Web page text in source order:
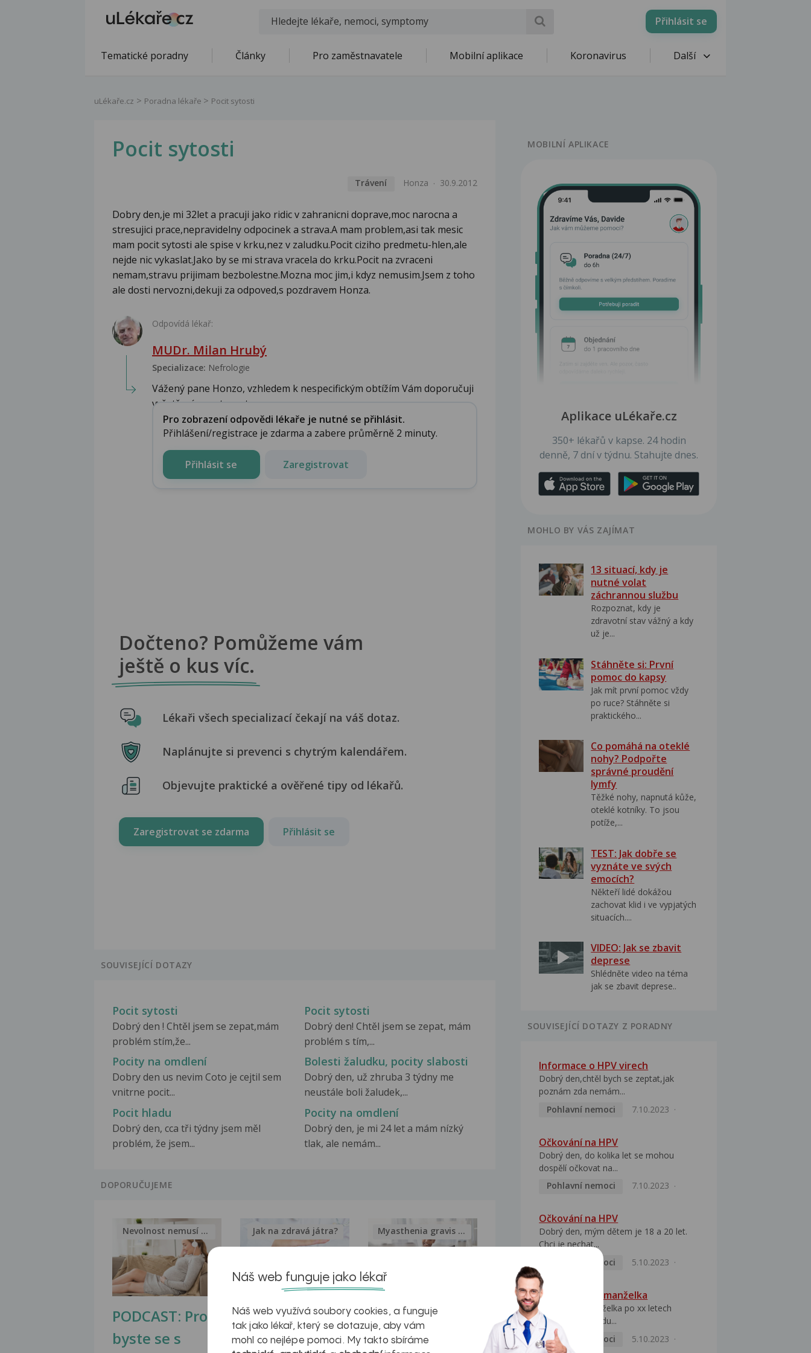
Přihlásit se
Tematické poradny Články Pro zaměstnavatele Mobilní aplikace Koronavirus Další
uLékaře.cz Poradna lékaře Pocit sytosti
Pocit sytosti
Trávení Honza 30.9.2012
Dobry den,je mi 32let a pracuji jako ridic v zahranicni doprave,moc narocna a
stresujici prace,nepravidelny odpocinek a strava.A mam problem,asi tak mesic
mam pocit sytosti ale spise v krku,nez v zaludku.Pocit ciziho predmetu-hlen,ale
nejde nic vykaslat.Jako by se mi strava vracela do krku.Pocit na zvraceni
nemam,stravu prijimam bezbolestne.Mozna moc jim,i kdyz nemusim.Jsem z toho
ale dosti nervozni,dekuji za odpoved,s pozdravem Honza.
Odpovídá lékař:
MUDr. Milan Hrubý
Specializace: Nefrologie
Vážený pane Honzo, vzhledem k nespecifickým obtížím Vám doporučuji
vyšetření v gastroent...
Pro zobrazení odpovědi lékaře je nutné se přihlásit.
Přihlášení/registrace je zdarma a zabere průměrně 2 minuty.
Přihlásit se Zaregistrovat
Dočteno? Pomůžeme vám
ještě o kus víc.
Lékaři všech specializací čekají na váš dotaz.
Naplánujte si prevenci s chytrým kalendářem.
Objevujte praktické a ověřené tipy od lékařů.
Zaregistrovat se zdarma Přihlásit se
SOUVISEJÍCÍ DOTAZY
Pocit sytosti
Dobrý den ! Chtěl jsem se zepat,mám
problém stím,že...
Pocit sytosti
Dobrý den! Chtěl jsem se zepat, mám
problém s tím,...
Pocity na omdlení
Dobry den us nevim Coto je cejtil sem
vnitrne pocit...
Bolesti žaludku, pocity slabosti
Dobrý den, už zhruba 3 týdny me
neustále boli žaludek,...
Pocit hladu
Dobrý den, cca tři týdny jsem měl
problém, že jsem...
Pocity na omdlení
Dobrý den, je mi 24 let a mám nízký
tlak, ale nemám...
DOPORUČUJEME
PODCAST: Proč
byste se s
Nevolnost nemusí být nutnou...
Ztukovatění
jater v datech a
Jak na zdravá játra?
Inovativní
léčba
Myasthenia gravis – vše, co...
MOBILNÍ APLIKACE
Aplikace uLékaře.cz
350+ lékařů v kapse. 24 hodin
denně, 7 dní v týdnu. Stahujte dnes.
MOHLO BY VÁS ZAJÍMAT
13 situací, kdy je
nutné volat
záchrannou službu
Rozpoznat, kdy je
zdravotní stav vážný a kdy
už je...
Stáhněte si: První
pomoc do kapsy
Jak mít první pomoc vždy
po ruce? Stáhněte si
praktického...
Co pomáhá na oteklé
nohy? Podpořte
správné proudění
lymfy
Těžké nohy, napnutá kůže,
oteklé kotníky. To jsou
potíže,...
TEST: Jak dobře se
vyznáte ve svých
emocích?
Někteří lidé dokážou
zachovat klid i ve vypjatých
situacích....
VIDEO: Jak se zbavit
deprese
Shlédněte video na téma
jak se zbavit deprese..
SOUVISEJÍCÍ DOTAZY Z PORADNY
Informace o HPV virech
Dobrý den,chtěl bych se zeptat,jak
poznám zda nemám...
Pohlavní nemoci
7.10.2023
Očkování na HPV
Dobrý den, do kolika let se mohou
dospělí očkovat na...
Pohlavní nemoci
7.10.2023
Očkování na HPV
Dobrý den, mým dětem je 18 a 20 let.
Chci je nechat...
Pohlavní nemoci
5.10.2023
HPV pozitivní manželka
Dobrý den, manželka po xx letech
přivezla z Východu...
Pohlavní nemoci
5.10.2023
Náš web funguje jako lékař
Náš web využívá soubory cookies, a funguje
tak jako lékař, který se dotazuje, aby vám
mohl co nejlépe pomoci. My takto sbíráme